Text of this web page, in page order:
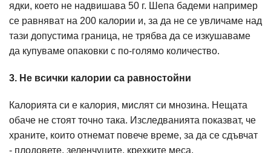
ядки, което не надвишава 50 г. Шепа бадеми например
се равняват на 200 калории и, за да не се увличаме над
тази допустима граница, не трябва да се изкушаваме
да купуваме опаковки с по-голямо количество.
3. Не всички калории са равностойни
Калорията си е калория, мислят си мнозина. Нещата
обаче не стоят точно така. Изследванията показват, че
храните, които отнемат повече време, за да се сдъвчат
- плодовете, зеленчуците, крехките меса,